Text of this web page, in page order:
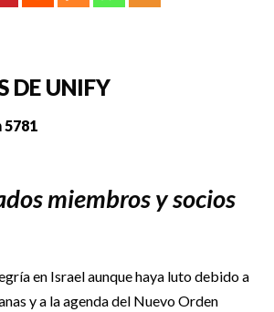
DE UNIFY
5781
miembros y socios
en Israel aunque haya luto debido a
y a la agenda del Nuevo Orden